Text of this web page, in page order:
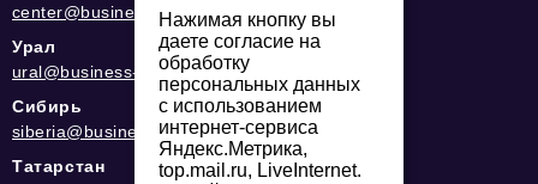
center@business-magazine.online
Урал
ural@business-magazine.online
Сибирь
siberia@business-magazine.online
Татарстан
Нажимая кнопку вы
даете согласие на
обработку
персональных данных
с использованием
интернет-сервиса
Яндекс.Метрика,
top.mail.ru, LiveInternet.